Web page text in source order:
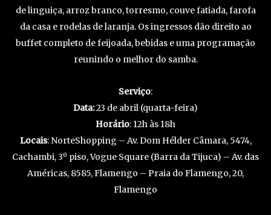
de linguiça, arroz branco, torresmo, couve fatiada, farofa
da casa e rodelas de laranja. Os ingressos dão direito ao
buffet completo de feijoada, bebidas e uma programação
reunindo o melhor do samba.
Serviço:
Data:23 de abril (quarta-feira)
Horário: 12h às 18h
Locais: NorteShopping – Av. Dom Hélder Câmara, 5474,
Cachambi, 3º piso, Vogue Square (Barra da Tijuca) – Av. das
Américas, 8585, Flamengo – Praia do Flamengo, 20,
Flamengo